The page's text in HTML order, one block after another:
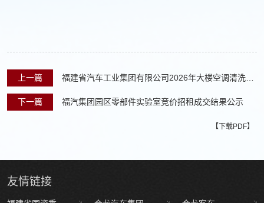
上一篇
福建省汽车工业集团有限公司2026年大楼空调清洗服
务采购项目中标公告
下一篇 福汽集团园区零部件实验室竞价招租成交结果公示
【下载PDF】
友情链接